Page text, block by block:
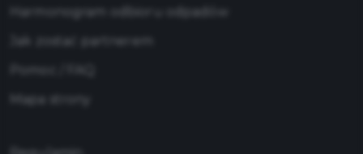
Harmonogram odbioru odpadów
Jak zostać partnerem
Mapa strony